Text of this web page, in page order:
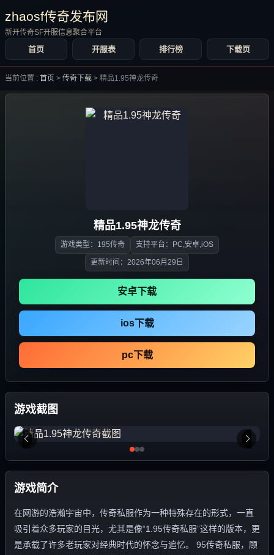
zhaosf传奇发布网
新开传奇SF开服信息聚合平台
首页 开服表 排行榜 下载页
当前位置 : 首页 > 传奇下载 > 精品1.95神龙传奇
精品1.95神龙传奇
游戏类型：195传奇 支持平台：PC,安卓,iOS
更新时间：2026年06月29日
安卓下载
ios下载
pc下载
游戏截图
游戏简介
在网游的浩瀚宇宙中，传奇私服作为一种特殊存在的形式，一直
吸引着众多玩家的目光，尤其是像“1.95传奇私服”这样的版本，更
是承载了许多老玩家对经典时代的怀念与追忆。 95传奇私服，顾